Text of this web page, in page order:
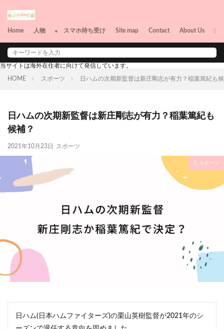
Home
人物
俳優
女優
スマホ待ち受け Site map Contact About Us
当サイトは海外在住者に向けて発信しています。
HOME スポーツ 日ハムの次期新監督は新庄剛志が有力？稲葉篤紀も
日ハムの次期新監督は新庄剛志が有力？稲葉篤紀も
候補？
2021年10月23日 スポーツ
スポーツ
日ハム(日本ハムファイターズ)の栗山英樹監督が2021年のシ